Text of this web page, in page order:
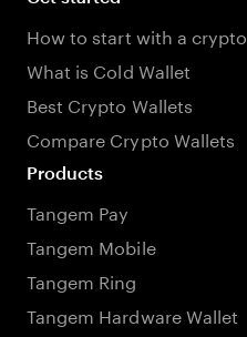
How to start with a crypto
What is Cold Wallet
Best Crypto Wallets
Compare Crypto Wallets
Products
Tangem Pay
Tangem Mobile
Tangem Ring
Tangem Hardware Wallet